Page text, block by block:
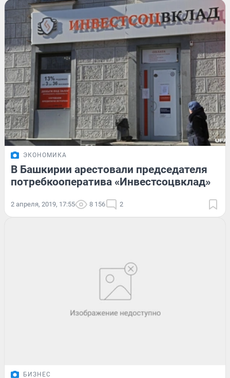
ЭКОНОМИКА
В Башкирии арестовали председателя
потребкооператива «Инвестсоцвклад»
2 апреля, 2019, 17:55 8 156 2
БИЗНЕС